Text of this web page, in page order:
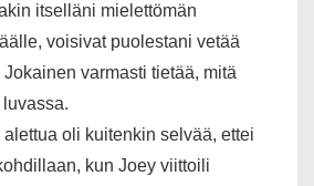
itselläni mielettömän
voisivat puolestani vetää
varmasti tietää, mitä
alettua oli kuitenkin selvää, ettei
kun Joey viittoili